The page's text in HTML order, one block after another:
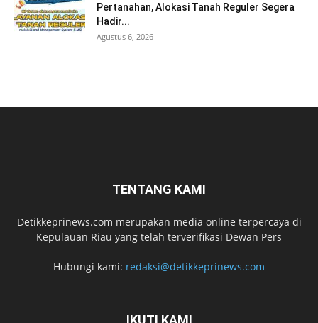
Pertanahan, Alokasi Tanah Reguler Segera
Hadir...
Agustus 6, 2026
TENTANG KAMI
Detikkeprinews.com merupakan media online terpercaya di
Kepulauan Riau yang telah terverifikasi Dewan Pers
Hubungi kami: redaksi@detikkeprinews.com
IKUTI KAMI